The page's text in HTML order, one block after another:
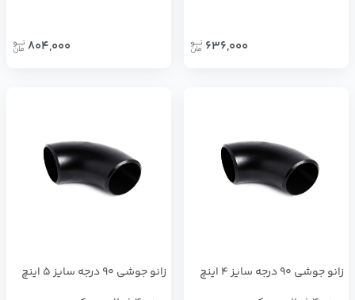
636,000
804,000
زانو جوشی 90 درجه سایز 4 اینچ
زانو جوشی 90 درجه سایز 5 اینچ